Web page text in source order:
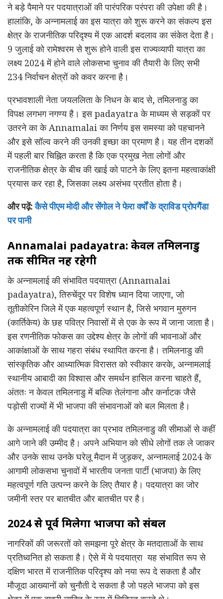
ने बड़े पैमाने पर पदयात्राओं की पारंपरिक परंपरा की उपेक्षा की है।
हालांकि, के अन्नामलाई का इस यात्रा को शुरू करने का संकल्प इस
क्षेत्र के राजनीतिक परिदृश्य में एक आदर्श बदलाव का संकेत देता है।
9 जुलाई को रामेश्वरम से शुरू होने वाली इस राज्यव्यापी यात्रा का
लक्ष्य 2024 में होने वाले लोकसभा चुनाव की तैयारी के लिए सभी
234 निर्वाचन क्षेत्रों को कवर करना है।
प्रभावशाली नेता जयललिता के निधन के बाद से, तमिलनाडु का
विपक्ष लगभग नगण्य है। इस padayatra के माध्यम से सड़कों पर
उतरने का के Annamalai का निर्णय इस समस्या को पहचानने
और इसे सॉल्व करने की उनकी इच्छा का प्रमाण है। यह तीन दशकों
में पहली बार चिह्नित करता है कि एक प्रमुख नेता लोगों और
राजनीतिक क्षेत्र के बीच की खाई को पाटने के लिए इतना महत्वाकांक्षी
प्रयास कर रहा है, जिसका लक्ष्य असंभव प्रतीत होता है।
और पढ़ें:कैसे पीएम मोदी और सेंगोल ने फेरा वर्षों के द्राविड प्रोपगैंडा
पर पानी
Annamalai padayatra: केवल तमिलनाडु
तक सीमित नहीं रहेगी
के अन्नामलाई की संभावित पदयात्रा (Annamalai
padayatra), तिरुचेंदूर पर विशेष ध्यान दिया जाएगा, जो
तूतीकोरिन जिले में एक महत्वपूर्ण स्थान है, जिसे भगवान मुरुगन
(कार्तिकेय) के छह पवित्र निवासों में से एक के रूप में जाना जाता है।
इस रणनीतिक फोकस का उद्देश्य क्षेत्र के लोगों की भावनाओं और
आकांक्षाओं के साथ गहरा संबंध स्थापित करना है। तमिलनाडु की
सांस्कृतिक और आध्यात्मिक विरासत को स्वीकार करके, अन्नामलाई
स्थानीय आबादी का विश्वास और समर्थन हासिल करना चाहते हैं,
अंततः न केवल तमिलनाडु में बल्कि तेलंगाना और कर्नाटक जैसे
पड़ोसी राज्यों में भी भाजपा की संभावनाओं को बल मिलता है।
के अन्नामलाई की पदयात्रा का प्रभाव तमिलनाडु की सीमाओं से कहीं
आगे जाने की उम्मीद है। अपने अभियान को सीधे लोगों तक ले जाकर
और उनके साथ उनके घरेलू मैदान में जुड़कर, अन्नामलाई 2024 के
आगामी लोकसभा चुनावों में भारतीय जनता पार्टी (भाजपा) के लिए
महत्वपूर्ण गति उत्पन्न करने के लिए तैयार है। पदयात्रा का जोर
जमीनी स्तर पर बातचीत और बातचीत पर है।
2024 से पूर्व मिलेगा भाजपा को संबल
नागरिकों की जरूरतों को समझना पूरे क्षेत्र के मतदाताओं के साथ
प्रतिध्वनित हो सकता है। ऐसे में ये पदयात्रा यह संभावित रूप से
दक्षिण भारत में राजनीतिक परिदृश्य को नया रूप दे सकता है और
मौजूदा आख्यानों को चुनौती दे सकता है जो पहले भाजपा को इस